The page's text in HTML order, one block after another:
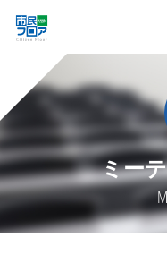
ミー